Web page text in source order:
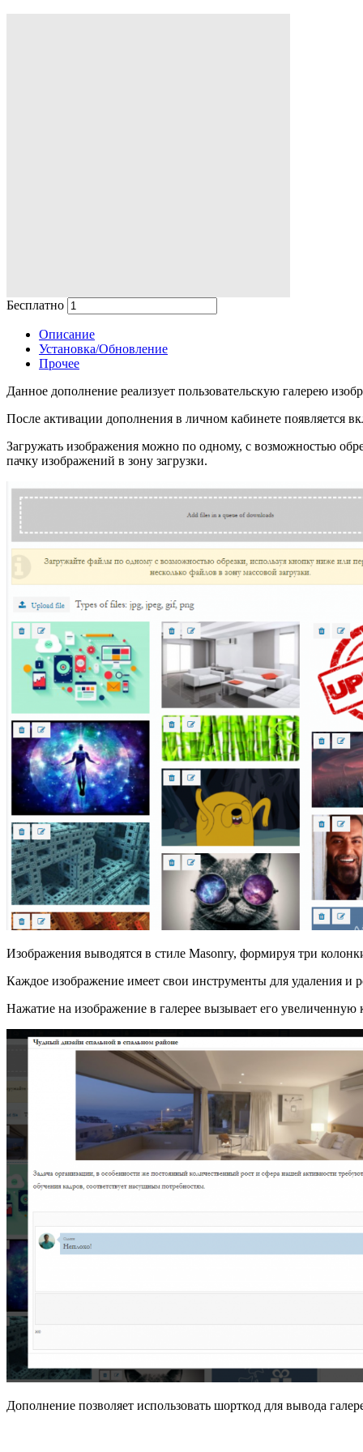
Бесплатно
Описание
Установка/Обновление
Прочее
Данное дополнение реализует пользовательскую галерею
После активации дополнения в личном кабинете появляется
Загружать изображения можно по одному, с возможностью
пачку изображений в зону загрузки.
Изображения выводятся в стиле Masonry, формируя три
Каждое изображение имеет свои инструменты для удаления и
Нажатие на изображение в галерее вызывает его
Дополнение позволяет использовать шорткод для вывода